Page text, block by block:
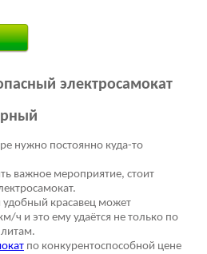
электросамокат
нужно постоянно куда-то
важное мероприятие, стоит
удобный красавец может
ч и это ему удаётся не только по
по конкурентоспособной цене